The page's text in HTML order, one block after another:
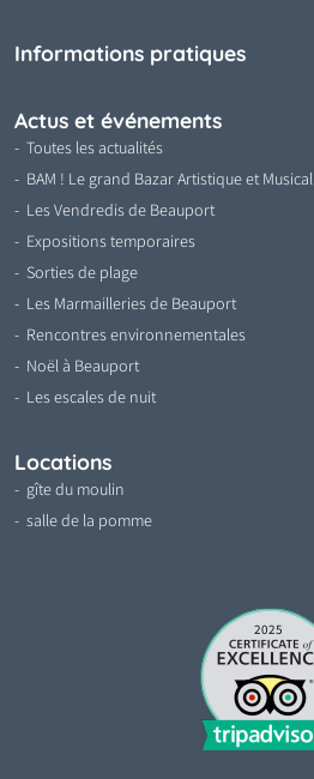
Informations pratiques
Actus et événements
Toutes les actualités
BAM ! Le grand Bazar Artistique et Musical
Les Vendredis de Beauport
Expositions temporaires
Sorties de plage
Les Marmailleries de Beauport
Rencontres environnementales
Noël à Beauport
Les escales de nuit
Locations
gîte du moulin
salle de la pomme
2025